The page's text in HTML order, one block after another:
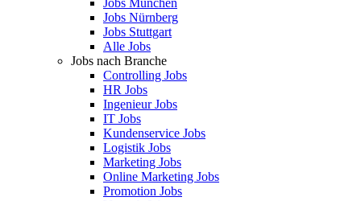
Jobs München
Jobs Nürnberg
Jobs Stuttgart
Alle Jobs
Jobs nach Branche
Controlling Jobs
HR Jobs
Ingenieur Jobs
IT Jobs
Kundenservice Jobs
Logistik Jobs
Marketing Jobs
Online Marketing Jobs
Promotion Jobs